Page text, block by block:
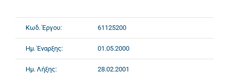
Κωδ. Έργου: 61125200
Ημ. Έναρξης: 01.05.2000
Ημ. Λήξης: 28.02.2001